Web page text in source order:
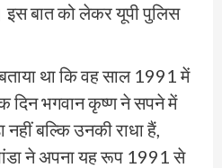
इस बात को लेकर यूपी पुलिस
था कि वह साल 1991 में
दिन भगवान कृष्ण ने सपने में
बल्कि उनकी राधा हैं,
ने अपना यह रूप 1991 से